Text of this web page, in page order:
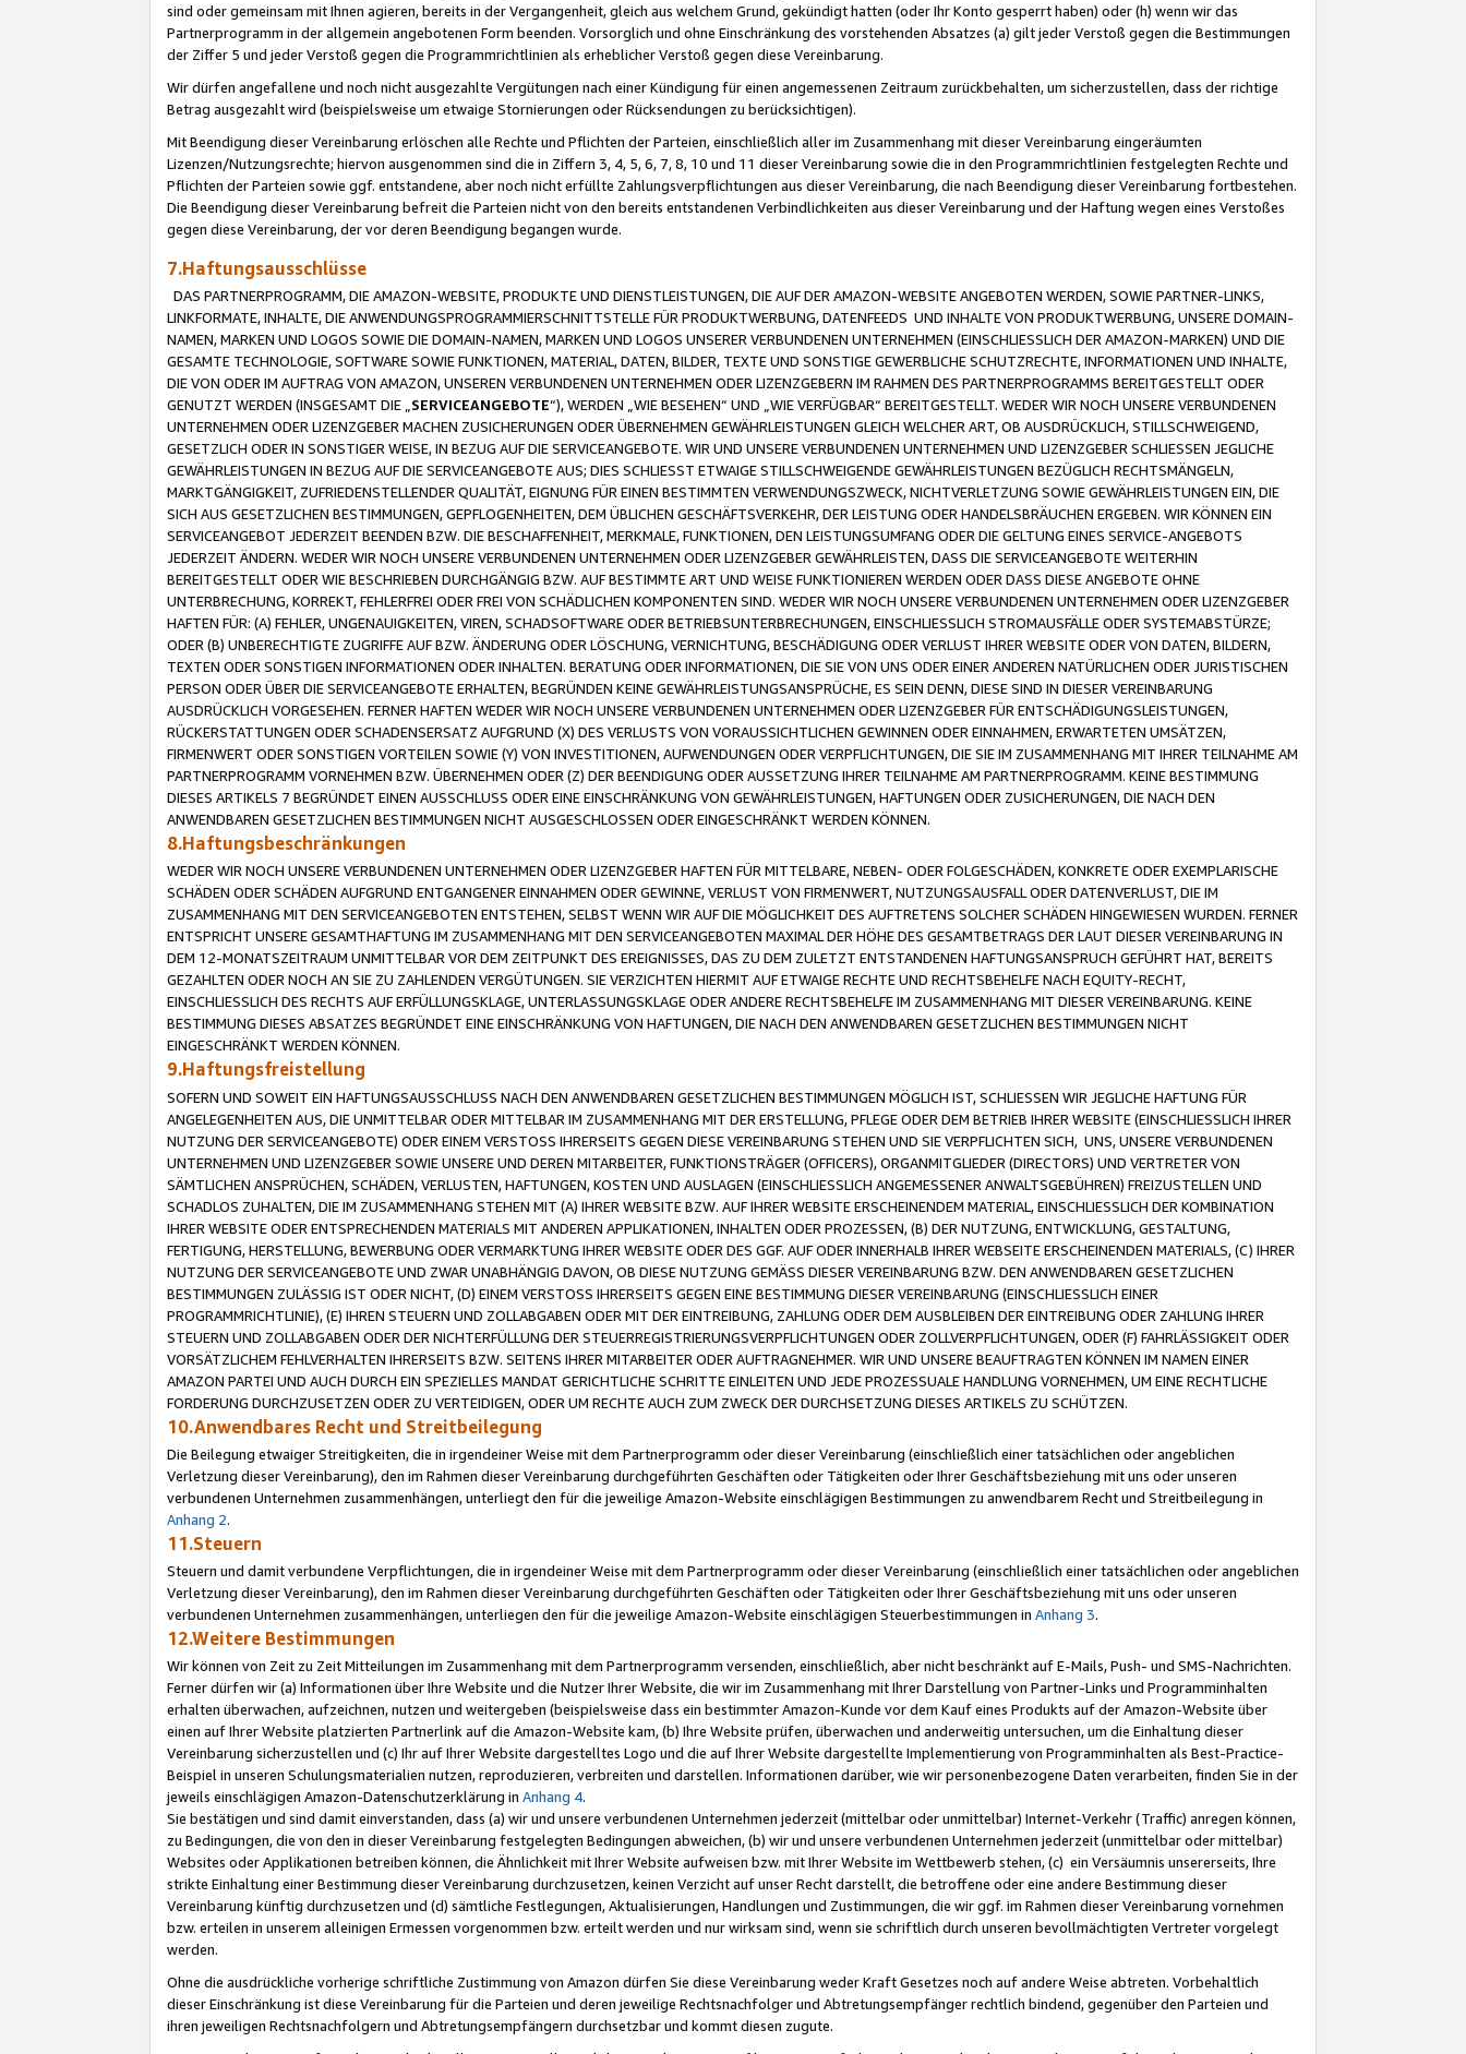
sind oder gemeinsam mit Ihnen agieren, bereits in der Vergangenheit, gleich aus welchem Grund, gekündigt hatten (oder Ihr Konto gesperrt haben) oder (h) wenn wir das
Partnerprogramm in der allgemein angebotenen Form beenden. Vorsorglich und ohne Einschränkung des vorstehenden Absatzes (a) gilt jeder Verstoß gegen die Bestimmungen
der Ziffer 5 und jeder Verstoß gegen die Programmrichtlinien als erheblicher Verstoß gegen diese Vereinbarung.
Wir dürfen angefallene und noch nicht ausgezahlte Vergütungen nach einer Kündigung für einen angemessenen Zeitraum zurückbehalten, um sicherzustellen, dass der richtige
Betrag ausgezahlt wird (beispielsweise um etwaige Stornierungen oder Rücksendungen zu berücksichtigen).
Mit Beendigung dieser Vereinbarung erlöschen alle Rechte und Pflichten der Parteien, einschließlich aller im Zusammenhang mit dieser Vereinbarung eingeräumten
Lizenzen/Nutzungsrechte; hiervon ausgenommen sind die in Ziffern 3, 4, 5, 6, 7, 8, 10 und 11 dieser Vereinbarung sowie die in den Programmrichtlinien festgelegten Rechte und
Pflichten der Parteien sowie ggf. entstandene, aber noch nicht erfüllte Zahlungsverpflichtungen aus dieser Vereinbarung, die nach Beendigung dieser Vereinbarung fortbestehen.
Die Beendigung dieser Vereinbarung befreit die Parteien nicht von den bereits entstandenen Verbindlichkeiten aus dieser Vereinbarung und der Haftung wegen eines Verstoßes
gegen diese Vereinbarung, der vor deren Beendigung begangen wurde.
7.Haftungsausschlüsse
DAS PARTNERPROGRAMM, DIE AMAZON-WEBSITE, PRODUKTE UND DIENSTLEISTUNGEN, DIE AUF DER AMAZON-WEBSITE ANGEBOTEN WERDEN, SOWIE PARTNER-LINKS,
LINKFORMATE, INHALTE, DIE ANWENDUNGSPROGRAMMIERSCHNITTSTELLE FÜR PRODUKTWERBUNG, DATENFEEDS UND INHALTE VON PRODUKTWERBUNG, UNSERE DOMAIN-
NAMEN, MARKEN UND LOGOS SOWIE DIE DOMAIN-NAMEN, MARKEN UND LOGOS UNSERER VERBUNDENEN UNTERNEHMEN (EINSCHLIESSLICH DER AMAZON-MARKEN) UND DIE
GESAMTE TECHNOLOGIE, SOFTWARE SOWIE FUNKTIONEN, MATERIAL, DATEN, BILDER, TEXTE UND SONSTIGE GEWERBLICHE SCHUTZRECHTE, INFORMATIONEN UND INHALTE,
DIE VON ODER IM AUFTRAG VON AMAZON, UNSEREN VERBUNDENEN UNTERNEHMEN ODER LIZENZGEBERN IM RAHMEN DES PARTNERPROGRAMMS BEREITGESTELLT ODER
GENUTZT WERDEN (INSGESAMT DIE „ SERVICEANGEBOTE“), WERDEN „WIE BESEHEN“ UND „WIE VERFÜGBAR“ BEREITGESTELLT. WEDER WIR NOCH UNSERE VERBUNDENEN
UNTERNEHMEN ODER LIZENZGEBER MACHEN ZUSICHERUNGEN ODER ÜBERNEHMEN GEWÄHRLEISTUNGEN GLEICH WELCHER ART, OB AUSDRÜCKLICH, STILLSCHWEIGEND,
GESETZLICH ODER IN SONSTIGER WEISE, IN BEZUG AUF DIE SERVICEANGEBOTE. WIR UND UNSERE VERBUNDENEN UNTERNEHMEN UND LIZENZGEBER SCHLIESSEN JEGLICHE
GEWÄHRLEISTUNGEN IN BEZUG AUF DIE SERVICEANGEBOTE AUS; DIES SCHLIESST ETWAIGE STILLSCHWEIGENDE GEWÄHRLEISTUNGEN BEZÜGLICH RECHTSMÄNGELN,
MARKTGÄNGIGKEIT, ZUFRIEDENSTELLENDER QUALITÄT, EIGNUNG FÜR EINEN BESTIMMTEN VERWENDUNGSZWECK, NICHTVERLETZUNG SOWIE GEWÄHRLEISTUNGEN EIN, DIE
SICH AUS GESETZLICHEN BESTIMMUNGEN, GEPFLOGENHEITEN, DEM ÜBLICHEN GESCHÄFTSVERKEHR, DER LEISTUNG ODER HANDELSBRÄUCHEN ERGEBEN. WIR KÖNNEN EIN
SERVICEANGEBOT JEDERZEIT BEENDEN BZW. DIE BESCHAFFENHEIT, MERKMALE, FUNKTIONEN, DEN LEISTUNGSUMFANG ODER DIE GELTUNG EINES SERVICE-ANGEBOTS
JEDERZEIT ÄNDERN. WEDER WIR NOCH UNSERE VERBUNDENEN UNTERNEHMEN ODER LIZENZGEBER GEWÄHRLEISTEN, DASS DIE SERVICEANGEBOTE WEITERHIN
BEREITGESTELLT ODER WIE BESCHRIEBEN DURCHGÄNGIG BZW. AUF BESTIMMTE ART UND WEISE FUNKTIONIEREN WERDEN ODER DASS DIESE ANGEBOTE OHNE
UNTERBRECHUNG, KORREKT, FEHLERFREI ODER FREI VON SCHÄDLICHEN KOMPONENTEN SIND. WEDER WIR NOCH UNSERE VERBUNDENEN UNTERNEHMEN ODER LIZENZGEBER
HAFTEN FÜR: (A) FEHLER, UNGENAUIGKEITEN, VIREN, SCHADSOFTWARE ODER BETRIEBSUNTERBRECHUNGEN, EINSCHLIESSLICH STROMAUSFÄLLE ODER SYSTEMABSTÜRZE;
ODER (B) UNBERECHTIGTE ZUGRIFFE AUF BZW. ÄNDERUNG ODER LÖSCHUNG, VERNICHTUNG, BESCHÄDIGUNG ODER VERLUST IHRER WEBSITE ODER VON DATEN, BILDERN,
TEXTEN ODER SONSTIGEN INFORMATIONEN ODER INHALTEN. BERATUNG ODER INFORMATIONEN, DIE SIE VON UNS ODER EINER ANDEREN NATÜRLICHEN ODER JURISTISCHEN
PERSON ODER ÜBER DIE SERVICEANGEBOTE ERHALTEN, BEGRÜNDEN KEINE GEWÄHRLEISTUNGSANSPRÜCHE, ES SEIN DENN, DIESE SIND IN DIESER VEREINBARUNG
AUSDRÜCKLICH VORGESEHEN. FERNER HAFTEN WEDER WIR NOCH UNSERE VERBUNDENEN UNTERNEHMEN ODER LIZENZGEBER FÜR ENTSCHÄDIGUNGSLEISTUNGEN,
RÜCKERSTATTUNGEN ODER SCHADENSERSATZ AUFGRUND (X) DES VERLUSTS VON VORAUSSICHTLICHEN GEWINNEN ODER EINNAHMEN, ERWARTETEN UMSÄTZEN,
FIRMENWERT ODER SONSTIGEN VORTEILEN SOWIE (Y) VON INVESTITIONEN, AUFWENDUNGEN ODER VERPFLICHTUNGEN, DIE SIE IM ZUSAMMENHANG MIT IHRER TEILNAHME AM
PARTNERPROGRAMM VORNEHMEN BZW. ÜBERNEHMEN ODER (Z) DER BEENDIGUNG ODER AUSSETZUNG IHRER TEILNAHME AM PARTNERPROGRAMM. KEINE BESTIMMUNG
DIESES ARTIKELS 7 BEGRÜNDET EINEN AUSSCHLUSS ODER EINE EINSCHRÄNKUNG VON GEWÄHRLEISTUNGEN, HAFTUNGEN ODER ZUSICHERUNGEN, DIE NACH DEN
ANWENDBAREN GESETZLICHEN BESTIMMUNGEN NICHT AUSGESCHLOSSEN ODER EINGESCHRÄNKT WERDEN KÖNNEN.
8.Haftungsbeschränkungen
WEDER WIR NOCH UNSERE VERBUNDENEN UNTERNEHMEN ODER LIZENZGEBER HAFTEN FÜR MITTELBARE, NEBEN- ODER FOLGESCHÄDEN, KONKRETE ODER EXEMPLARISCHE
SCHÄDEN ODER SCHÄDEN AUFGRUND ENTGANGENER EINNAHMEN ODER GEWINNE, VERLUST VON FIRMENWERT, NUTZUNGSAUSFALL ODER DATENVERLUST, DIE IM
ZUSAMMENHANG MIT DEN SERVICEANGEBOTEN ENTSTEHEN, SELBST WENN WIR AUF DIE MÖGLICHKEIT DES AUFTRETENS SOLCHER SCHÄDEN HINGEWIESEN WURDEN. FERNER
ENTSPRICHT UNSERE GESAMTHAFTUNG IM ZUSAMMENHANG MIT DEN SERVICEANGEBOTEN MAXIMAL DER HÖHE DES GESAMTBETRAGS DER LAUT DIESER VEREINBARUNG IN
DEM 12-MONATSZEITRAUM UNMITTELBAR VOR DEM ZEITPUNKT DES EREIGNISSES, DAS ZU DEM ZULETZT ENTSTANDENEN HAFTUNGSANSPRUCH GEFÜHRT HAT, BEREITS
GEZAHLTEN ODER NOCH AN SIE ZU ZAHLENDEN VERGÜTUNGEN. SIE VERZICHTEN HIERMIT AUF ETWAIGE RECHTE UND RECHTSBEHELFE NACH EQUITY-RECHT,
EINSCHLIESSLICH DES RECHTS AUF ERFÜLLUNGSKLAGE, UNTERLASSUNGSKLAGE ODER ANDERE RECHTSBEHELFE IM ZUSAMMENHANG MIT DIESER VEREINBARUNG. KEINE
BESTIMMUNG DIESES ABSATZES BEGRÜNDET EINE EINSCHRÄNKUNG VON HAFTUNGEN, DIE NACH DEN ANWENDBAREN GESETZLICHEN BESTIMMUNGEN NICHT
EINGESCHRÄNKT WERDEN KÖNNEN.
9.Haftungsfreistellung
SOFERN UND SOWEIT EIN HAFTUNGSAUSSCHLUSS NACH DEN ANWENDBAREN GESETZLICHEN BESTIMMUNGEN MÖGLICH IST, SCHLIESSEN WIR JEGLICHE HAFTUNG FÜR
ANGELEGENHEITEN AUS, DIE UNMITTELBAR ODER MITTELBAR IM ZUSAMMENHANG MIT DER ERSTELLUNG, PFLEGE ODER DEM BETRIEB IHRER WEBSITE (EINSCHLIESSLICH IHRER
NUTZUNG DER SERVICEANGEBOTE) ODER EINEM VERSTOSS IHRERSEITS GEGEN DIESE VEREINBARUNG STEHEN UND SIE VERPFLICHTEN SICH, UNS, UNSERE VERBUNDENEN
UNTERNEHMEN UND LIZENZGEBER SOWIE UNSERE UND DEREN MITARBEITER, FUNKTIONSTRÄGER (OFFICERS), ORGANMITGLIEDER (DIRECTORS) UND VERTRETER VON
SÄMTLICHEN ANSPRÜCHEN, SCHÄDEN, VERLUSTEN, HAFTUNGEN, KOSTEN UND AUSLAGEN (EINSCHLIESSLICH ANGEMESSENER ANWALTSGEBÜHREN) FREIZUSTELLEN UND
SCHADLOS ZUHALTEN, DIE IM ZUSAMMENHANG STEHEN MIT (A) IHRER WEBSITE BZW. AUF IHRER WEBSITE ERSCHEINENDEM MATERIAL, EINSCHLIESSLICH DER KOMBINATION
IHRER WEBSITE ODER ENTSPRECHENDEN MATERIALS MIT ANDEREN APPLIKATIONEN, INHALTEN ODER PROZESSEN, (B) DER NUTZUNG, ENTWICKLUNG, GESTALTUNG,
FERTIGUNG, HERSTELLUNG, BEWERBUNG ODER VERMARKTUNG IHRER WEBSITE ODER DES GGF. AUF ODER INNERHALB IHRER WEBSEITE ERSCHEINENDEN MATERIALS, (C) IHRER
NUTZUNG DER SERVICEANGEBOTE UND ZWAR UNABHÄNGIG DAVON, OB DIESE NUTZUNG GEMÄSS DIESER VEREINBARUNG BZW. DEN ANWENDBAREN GESETZLICHEN
BESTIMMUNGEN ZULÄSSIG IST ODER NICHT, (D) EINEM VERSTOSS IHRERSEITS GEGEN EINE BESTIMMUNG DIESER VEREINBARUNG (EINSCHLIESSLICH EINER
PROGRAMMRICHTLINIE), (E) IHREN STEUERN UND ZOLLABGABEN ODER MIT DER EINTREIBUNG, ZAHLUNG ODER DEM AUSBLEIBEN DER EINTREIBUNG ODER ZAHLUNG IHRER
STEUERN UND ZOLLABGABEN ODER DER NICHTERFÜLLUNG DER STEUERREGISTRIERUNGSVERPFLICHTUNGEN ODER ZOLLVERPFLICHTUNGEN, ODER (F) FAHRLÄSSIGKEIT ODER
VORSÄTZLICHEM FEHLVERHALTEN IHRERSEITS BZW. SEITENS IHRER MITARBEITER ODER AUFTRAGNEHMER. WIR UND UNSERE BEAUFTRAGTEN KÖNNEN IM NAMEN EINER
AMAZON PARTEI UND AUCH DURCH EIN SPEZIELLES MANDAT GERICHTLICHE SCHRITTE EINLEITEN UND JEDE PROZESSUALE HANDLUNG VORNEHMEN, UM EINE RECHTLICHE
FORDERUNG DURCHZUSETZEN ODER ZU VERTEIDIGEN, ODER UM RECHTE AUCH ZUM ZWECK DER DURCHSETZUNG DIESES ARTIKELS ZU SCHÜTZEN.
10.Anwendbares Recht und Streitbeilegung
Die Beilegung etwaiger Streitigkeiten, die in irgendeiner Weise mit dem Partnerprogramm oder dieser Vereinbarung (einschließlich einer tatsächlichen oder angeblichen
Verletzung dieser Vereinbarung), den im Rahmen dieser Vereinbarung durchgeführten Geschäften oder Tätigkeiten oder Ihrer Geschäftsbeziehung mit uns oder unseren
verbundenen Unternehmen zusammenhängen, unterliegt den für die jeweilige Amazon-Website einschlägigen Bestimmungen zu anwendbarem Recht und Streitbeilegung in
Anhang 2.
11.Steuern
Steuern und damit verbundene Verpflichtungen, die in irgendeiner Weise mit dem Partnerprogramm oder dieser Vereinbarung (einschließlich einer tatsächlichen oder angeblichen
Verletzung dieser Vereinbarung), den im Rahmen dieser Vereinbarung durchgeführten Geschäften oder Tätigkeiten oder Ihrer Geschäftsbeziehung mit uns oder unseren
verbundenen Unternehmen zusammenhängen, unterliegen den für die jeweilige Amazon-Website einschlägigen Steuerbestimmungen in Anhang 3.
12.Weitere Bestimmungen
Wir können von Zeit zu Zeit Mitteilungen im Zusammenhang mit dem Partnerprogramm versenden, einschließlich, aber nicht beschränkt auf E-Mails, Push- und SMS-Nachrichten.
Ferner dürfen wir (a) Informationen über Ihre Website und die Nutzer Ihrer Website, die wir im Zusammenhang mit Ihrer Darstellung von Partner-Links und Programminhalten
erhalten überwachen, aufzeichnen, nutzen und weitergeben (beispielsweise dass ein bestimmter Amazon-Kunde vor dem Kauf eines Produkts auf der Amazon-Website über
einen auf Ihrer Website platzierten Partnerlink auf die Amazon-Website kam, (b) Ihre Website prüfen, überwachen und anderweitig untersuchen, um die Einhaltung dieser
Vereinbarung sicherzustellen und (c) Ihr auf Ihrer Website dargestelltes Logo und die auf Ihrer Website dargestellte Implementierung von Programminhalten als Best-Practice-
Beispiel in unseren Schulungsmaterialien nutzen, reproduzieren, verbreiten und darstellen. Informationen darüber, wie wir personenbezogene Daten verarbeiten, finden Sie in der
jeweils einschlägigen Amazon-Datenschutzerklärung in Anhang 4.
Sie bestätigen und sind damit einverstanden, dass (a) wir und unsere verbundenen Unternehmen jederzeit (mittelbar oder unmittelbar) Internet-Verkehr (Traffic) anregen können,
zu Bedingungen, die von den in dieser Vereinbarung festgelegten Bedingungen abweichen, (b) wir und unsere verbundenen Unternehmen jederzeit (unmittelbar oder mittelbar)
Websites oder Applikationen betreiben können, die Ähnlichkeit mit Ihrer Website aufweisen bzw. mit Ihrer Website im Wettbewerb stehen, (c) ein Versäumnis unsererseits, Ihre
strikte Einhaltung einer Bestimmung dieser Vereinbarung durchzusetzen, keinen Verzicht auf unser Recht darstellt, die betroffene oder eine andere Bestimmung dieser
Vereinbarung künftig durchzusetzen und (d) sämtliche Festlegungen, Aktualisierungen, Handlungen und Zustimmungen, die wir ggf. im Rahmen dieser Vereinbarung vornehmen
bzw. erteilen in unserem alleinigen Ermessen vorgenommen bzw. erteilt werden und nur wirksam sind, wenn sie schriftlich durch unseren bevollmächtigten Vertreter vorgelegt
werden.
Ohne die ausdrückliche vorherige schriftliche Zustimmung von Amazon dürfen Sie diese Vereinbarung weder Kraft Gesetzes noch auf andere Weise abtreten. Vorbehaltlich
dieser Einschränkung ist diese Vereinbarung für die Parteien und deren jeweilige Rechtsnachfolger und Abtretungsempfänger rechtlich bindend, gegenüber den Parteien und
ihren jeweiligen Rechtsnachfolgern und Abtretungsempfängern durchsetzbar und kommt diesen zugute.